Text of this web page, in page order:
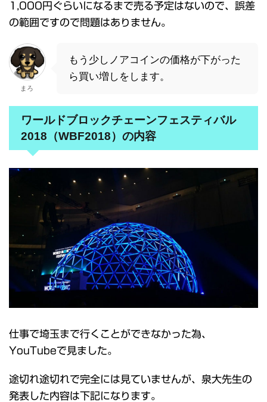
1,000円ぐらいになるまで売る予定はないので、誤差
の範囲ですので問題はありません。
まろ
もう少しノアコインの価格が下がった
ら買い増しをします。
ワールドブロックチェーンフェスティバル
2018（WBF2018）の内容
仕事で埼玉まで行くことができなかった為、
YouTubeで見ました。
途切れ途切れで完全には見ていませんが、泉大先生の
発表した内容は下記になります。